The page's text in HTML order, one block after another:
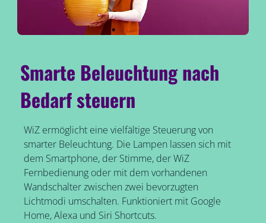
Smarte Beleuchtung nach
Bedarf steuern
WiZ ermöglicht eine vielfältige Steuerung von
smarter Beleuchtung. Die Lampen lassen sich mit
dem Smartphone, der Stimme, der WiZ
Fernbedienung oder mit dem vorhandenen
Wandschalter zwischen zwei bevorzugten
Lichtmodi umschalten. Funktioniert mit Google
Home, Alexa und Siri Shortcuts.